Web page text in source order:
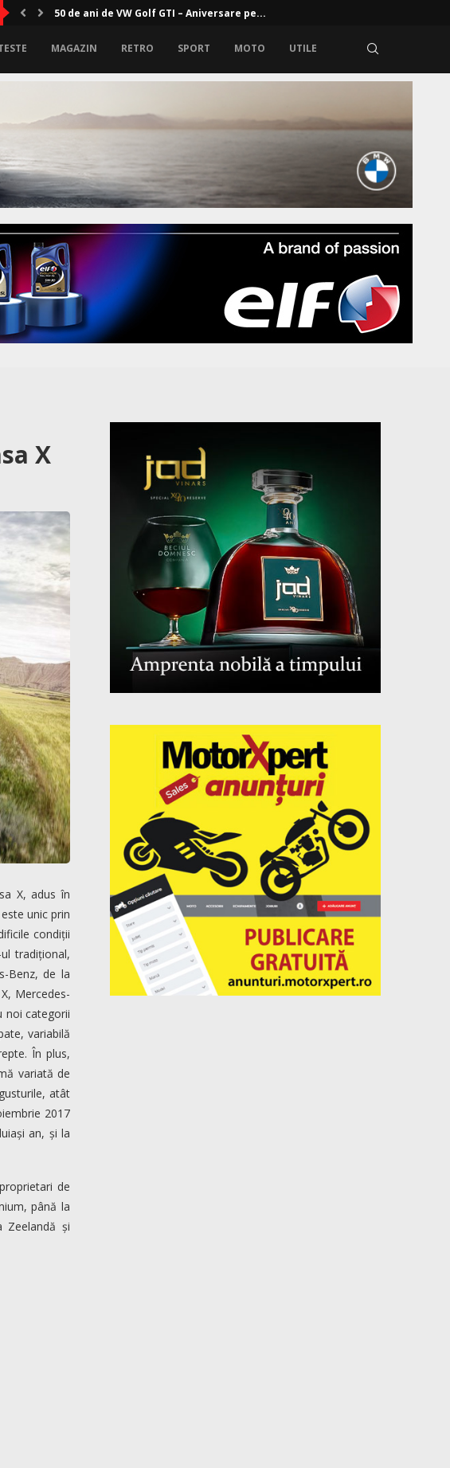
A treia generație Mercedes GLA: platforma MMA de clasă compactă,...
MAGAZIN RETRO SPORT MOTO UTILE
X
X, adus în
unic prin
condiții
tradițional,
Benz, de la
Mercedes-
noi categorii
variabilă
În plus,
variată de
atât
2017
an, și la
de
până la
Zeelandă și